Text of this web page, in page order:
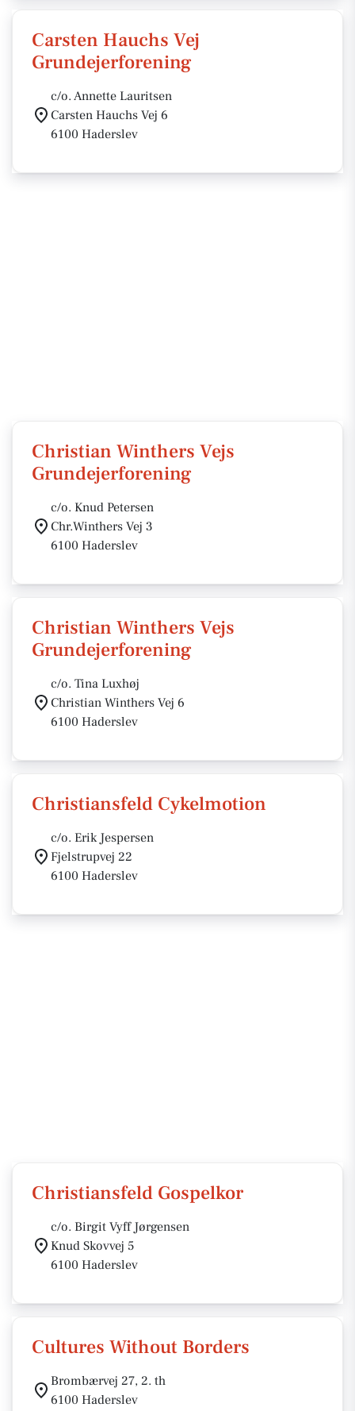
Carsten Hauchs Vej
Grundejerforening
c/o. Annette Lauritsen
Carsten Hauchs Vej 6
6100 Haderslev
Christian Winthers Vejs
Grundejerforening
c/o. Knud Petersen
Chr.Winthers Vej 3
6100 Haderslev
Christian Winthers Vejs
Grundejerforening
c/o. Tina Luxhøj
Christian Winthers Vej 6
6100 Haderslev
Christiansfeld Cykelmotion
c/o. Erik Jespersen
Fjelstrupvej 22
6100 Haderslev
Christiansfeld Gospelkor
c/o. Birgit Vyff Jørgensen
Knud Skovvej 5
6100 Haderslev
Cultures Without Borders
Brombærvej 27, 2. th
6100 Haderslev